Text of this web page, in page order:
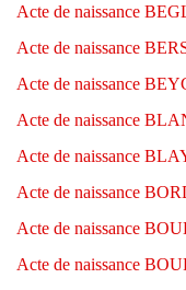
Acte de naissance
Acte de naissance
Acte de naissance
Acte de naissance
Acte de naissance
Acte de naissance
Acte de naissance
Acte de naissance